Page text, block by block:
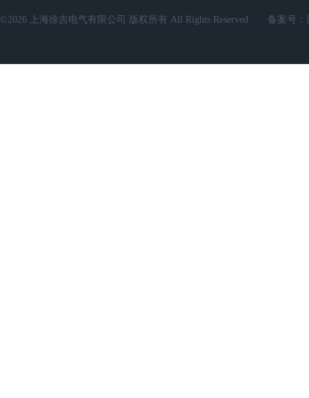
©2026 上海徐吉电气有限公司 版权所有 All Rights Reserved. 备案号：